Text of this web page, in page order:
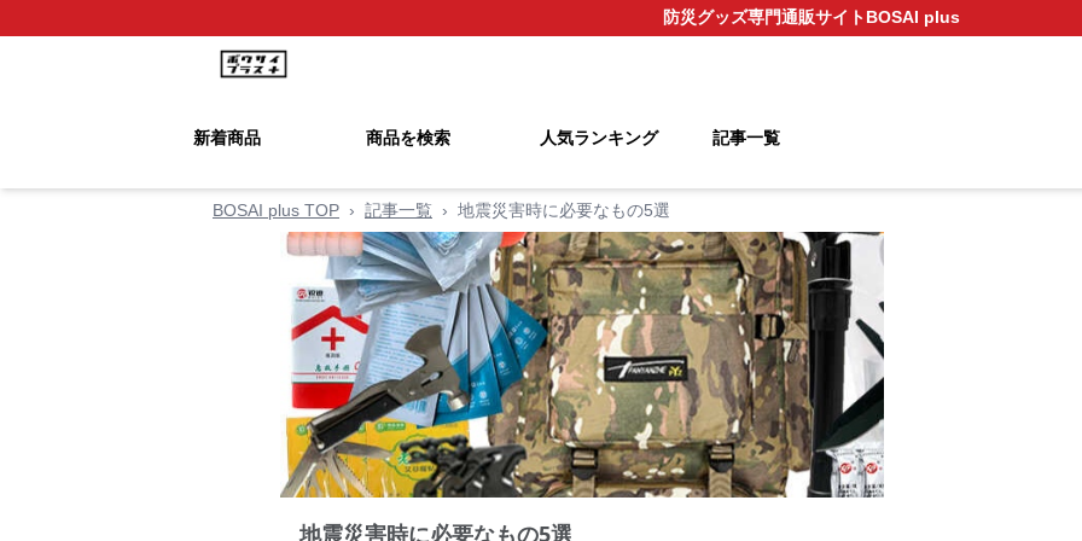
防災グッズ専門通販サイトBOSAI plus
新着商品 商品を検索 人気ランキング 記事一覧
BOSAI plus TOP › 記事一覧 › 地震災害時に必要なもの5選
地震災害時に必要なもの5選